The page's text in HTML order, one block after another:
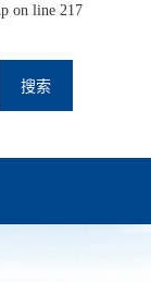
on line 217